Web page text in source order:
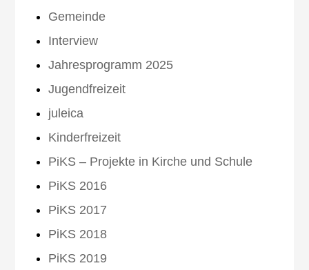
Gemeinde
Interview
Jahresprogramm 2025
Jugendfreizeit
juleica
Kinderfreizeit
PiKS – Projekte in Kirche und Schule
PiKS 2016
PiKS 2017
PiKS 2018
PiKS 2019